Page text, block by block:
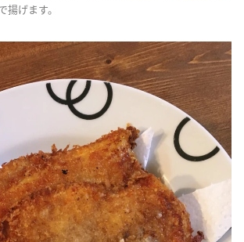
揚げます。